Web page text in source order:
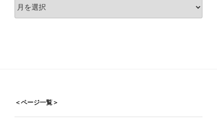
ー
＜ページ一覧＞